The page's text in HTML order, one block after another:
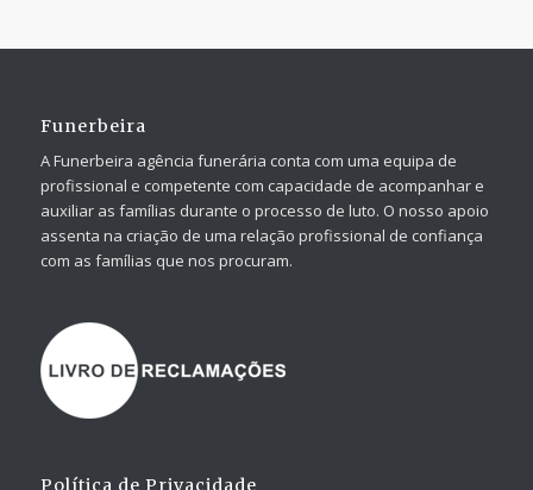
Funerbeira
A Funerbeira agência funerária conta com uma equipa de
profissional e competente com capacidade de acompanhar e
auxiliar as famílias durante o processo de luto. O nosso apoio
assenta na criação de uma relação profissional de confiança
com as famílias que nos procuram.
Política de Privacidade